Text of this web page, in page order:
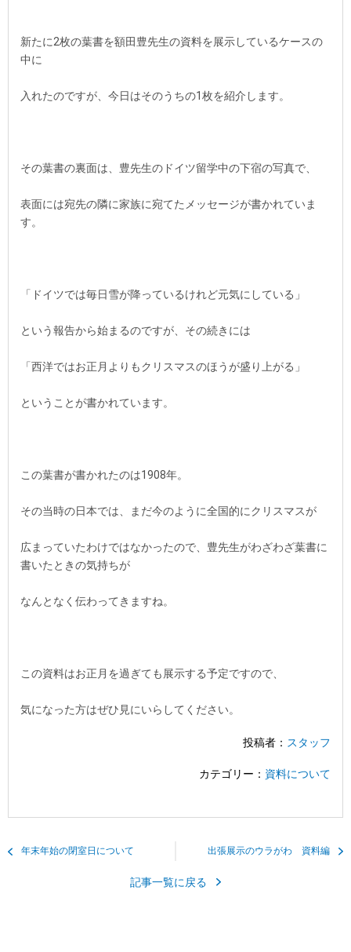
新たに2枚の葉書を額田豊先生の資料を展示しているケースの
中に
入れたのですが、今日はそのうちの1枚を紹介します。
その葉書の裏面は、豊先生のドイツ留学中の下宿の写真で、
表面には宛先の隣に家族に宛てたメッセージが書かれていま
す。
「ドイツでは毎日雪が降っているけれど元気にしている」
という報告から始まるのですが、その続きには
「西洋ではお正月よりもクリスマスのほうが盛り上がる」
ということが書かれています。
この葉書が書かれたのは1908年。
その当時の日本では、まだ今のように全国的にクリスマスが
広まっていたわけではなかったので、豊先生がわざわざ葉書に
書いたときの気持ちが
なんとなく伝わってきますね。
この資料はお正月を過ぎても展示する予定ですので、
気になった方はぜひ見にいらしてください。
投稿者： スタッフ
カテゴリー： 資料について
年末年始の閉室日について 出張展示のウラがわ 資料編
記事一覧に戻る